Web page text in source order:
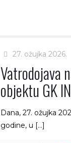
27. ožujka 2026.
Vatrodojava
objektu GK
Dana, 27. ožujka
godine, u […]